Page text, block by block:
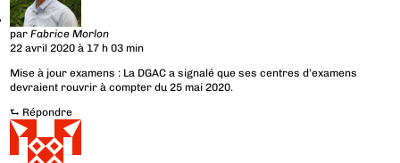
parFabrice Morlon
22 avril 2020 à 17 h 03 min
Mise à jour examens : La DGAC a signalé que ses centres d’examens
devraient rouvrir à compter du 25 mai 2020.
⮑ Répondre